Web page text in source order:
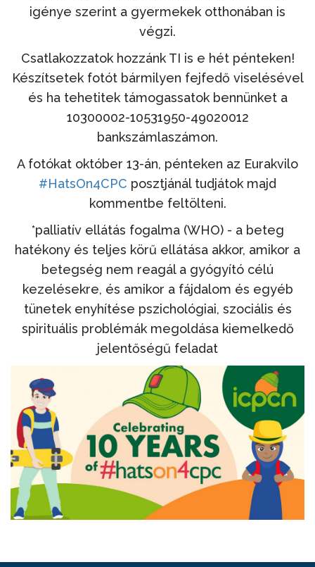
igénye szerint a gyermekek otthonában is
végzi.
Csatlakozzatok hozzánk TI is e hét pénteken!
Készítsetek fotót bármilyen fejfedő viselésével
és ha tehetitek támogassatok bennünket a
10300002-10531950-49020012
bankszámlaszámon.
A fotókat október 13-án, pénteken az Eurakvilo
#HatsOn4CPC posztjánál tudjátok majd
kommentbe feltölteni.
*palliatív ellátás fogalma (WHO) - a beteg
hatékony és teljes körű ellátása akkor, amikor a
betegség nem reagál a gyógyító célú
kezelésekre, és amikor a fájdalom és egyéb
tünetek enyhítése pszichológiai, szociális és
spirituális problémák megoldása kiemelkedő
jelentőségű feladat